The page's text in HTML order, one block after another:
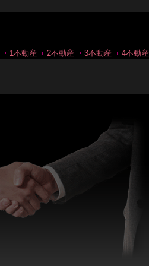
1不動産 2不動産 3不動産 4不動産